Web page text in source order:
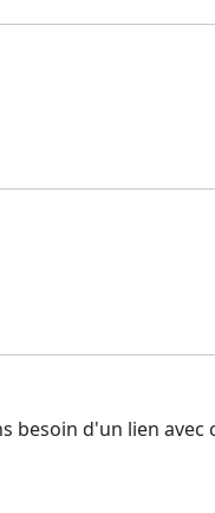
besoin d'un lien avec